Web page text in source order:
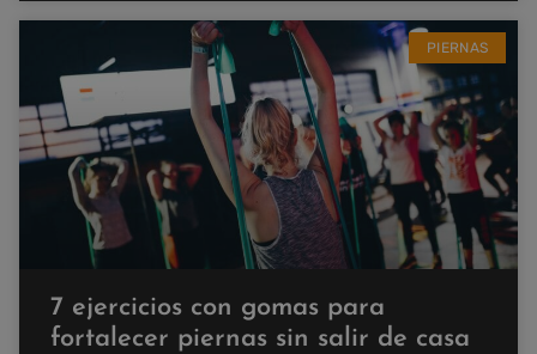
PIERNAS
7 ejercicios con gomas para
fortalecer piernas sin salir de casa